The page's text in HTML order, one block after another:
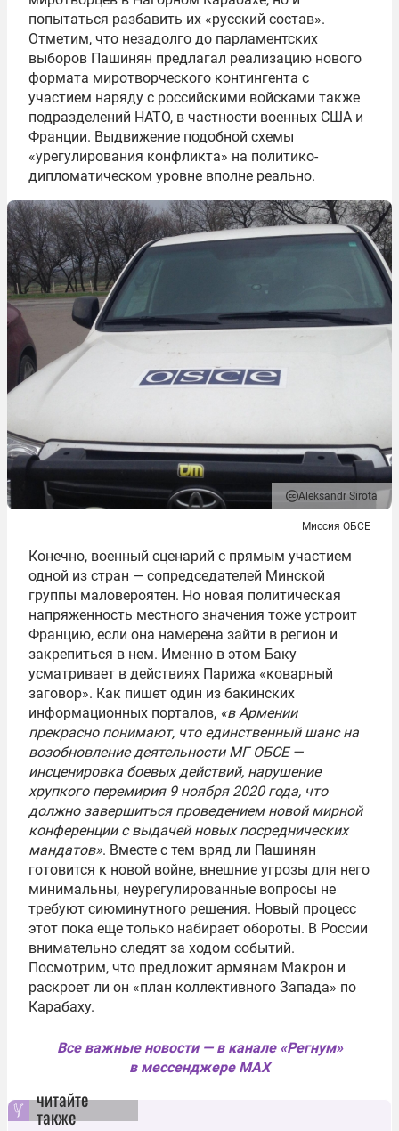
попытаться разбавить их «русский состав».
Отметим, что незадолго до парламентских
выборов Пашинян предлагал реализацию нового
формата миротворческого контингента с
участием наряду с российскими войсками также
подразделений НАТО, в частности военных США и
Франции. Выдвижение подобной схемы
«урегулирования конфликта» на политико-
дипломатическом уровне вполне реально.
Aleksandr Sirota
Миссия ОБСЕ
Конечно, военный сценарий с прямым участием
одной из стран — сопредседателей Минской
группы маловероятен. Но новая политическая
напряженность местного значения тоже устроит
Францию, если она намерена зайти в регион и
закрепиться в нем. Именно в этом Баку
усматривает в действиях Парижа «коварный
заговор». Как пишет один из бакинских
информационных порталов, «в Армении
прекрасно понимают, что единственный шанс на
возобновление деятельности МГ ОБСЕ —
инсценировка боевых действий, нарушение
хрупкого перемирия 9 ноября 2020 года, что
должно завершиться проведением новой мирной
конференции с выдачей новых посреднических
мандатов». Вместе с тем вряд ли Пашинян
готовится к новой войне, внешние угрозы для него
минимальны, неурегулированные вопросы не
требуют сиюминутного решения. Новый процесс
этот пока еще только набирает обороты. В России
внимательно следят за ходом событий.
Посмотрим, что предложит армянам Макрон и
раскроет ли он «план коллективного Запада» по
Карабаху.
Все важные новости — в канале «Регнум»
в мессенджере MAX
читайте
также